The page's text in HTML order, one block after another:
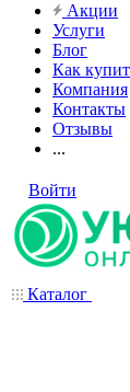
Акции
Услуги
Блог
Как
Компания
Контакты
Отзывы
...
Войти
Каталог